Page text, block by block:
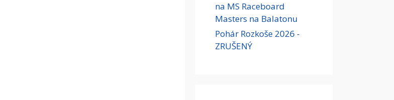
na MS Raceboard
Masters na Balatonu
Pohár Rozkoše 2026 -
ZRUŠENÝ